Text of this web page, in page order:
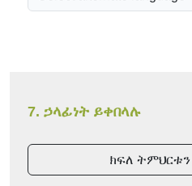
7. ኃላፊነት ይቀበላሉ
ክፍለ